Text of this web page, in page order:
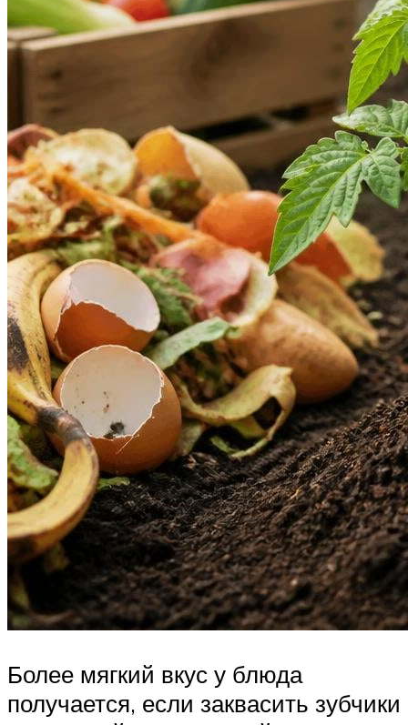
Более мягкий вкус у блюда
получается, если заквасить зубчики